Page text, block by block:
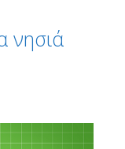
νησιά